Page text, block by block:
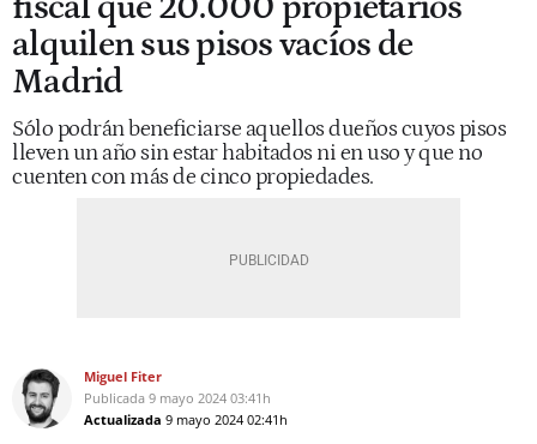
alquilen sus pisos vacíos de
Madrid
Sólo podrán beneficiarse aquellos dueños cuyos pisos
lleven un año sin estar habitados ni en uso y que no
cuenten con más de cinco propiedades.
Miguel Fiter
Publicada 9 mayo 2024 03:41h
Actualizada 9 mayo 2024 02:41h